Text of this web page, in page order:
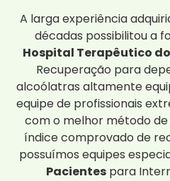
A larga experiência
décadas possibilitou a
Hospital Terapêutico
Recuperação para
alcoólatras altamente
equipe de profissionais
com o melhor método
índice comprovado de
possuímos equipes
Pacientes para